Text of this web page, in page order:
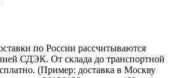
по России рассчитываются
СДЭК. От склада до транспортной
(Пример: доставка в Москву